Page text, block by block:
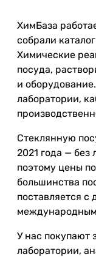
ХимБаза
собрали
Химические
посуда,
и
лаборатории,
Стеклянную
2021 года — без
поэтому цены
большинства
поставляется с
У нас покупают
лаборатории,